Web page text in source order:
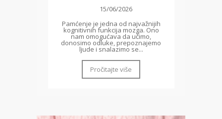
15/06/2026
Pamćenje je jedna od najvažnijih
kognitivnih funkcija mozga. Ono
nam omogućava da učimo,
donosimo odluke, prepoznajemo
ljude i snalazimo se...
Pročitajte više